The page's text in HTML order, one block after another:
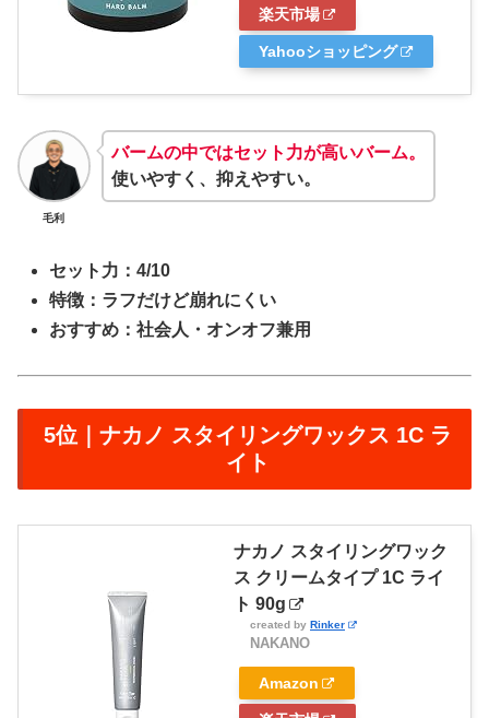
楽天市場
Yahooショッピング
毛利
バームの中ではセット力が高いバーム。
使いやすく、抑えやすい。
セット力：4/10
特徴：ラフだけど崩れにくい
おすすめ：社会人・オンオフ兼用
5位｜ナカノ スタイリングワックス 1C ラ
イト
ナカノ スタイリングワック
ス クリームタイプ 1C ライ
ト 90g
created by Rinker
NAKANO
Amazon